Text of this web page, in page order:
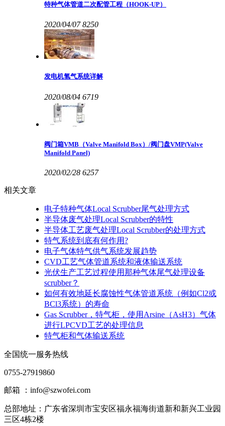
特种气体管道二次配管工程（HOOK-UP）
2020/04/07 8250
发电机氢气系统详解
2020/08/04 6719
阀门箱VMB（Valve Manifold Box）/阀门盘VMP(Valve
Manifold Panel)
2020/02/28 6257
相关文章
电子特种气体Local Scrubber尾气处理方式
半导体废气处理Local Scrubber的特性
半导体工艺废气处理Local Scrubber的处理方式
特气系统到底有何作用?
电子气体特气供气系统发展趋势
CVD工艺气体管道系统和液体输送系统
光伏生产工艺过程使用那种气体尾气处理设备
scrubber？
如何有效地延长腐蚀性气体管道系统（例如Cl2或
BCl3系统）的寿命
Gas Scrubber，特气柜，使用Arsine（AsH3）气体
进行LPCVD工艺的处理信息
特气柜和气体输送系统
全国统一服务热线
0755-27919860
邮箱 ：info@szwofei.com
总部地址： 广东省深圳市宝安区福永福海街道新和新兴工业园
三区4栋2楼